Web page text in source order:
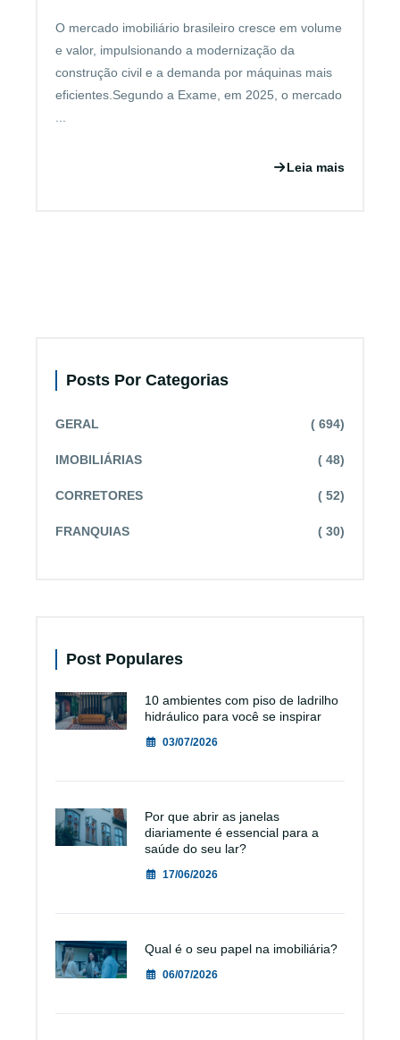
O mercado imobiliário brasileiro cresce em volume
e valor, impulsionando a modernização da
construção civil e a demanda por máquinas mais
eficientes.Segundo a Exame, em 2025, o mercado
Leia mais
Posts Por Categorias
GERAL ( 694)
IMOBILIÁRIAS ( 48)
CORRETORES ( 52)
FRANQUIAS ( 30)
Post Populares
10 ambientes com piso de ladrilho
hidráulico para você se inspirar
03/07/2026
Por que abrir as janelas
diariamente é essencial para a
saúde do seu lar?
17/06/2026
Qual é o seu papel na imobiliária?
06/07/2026